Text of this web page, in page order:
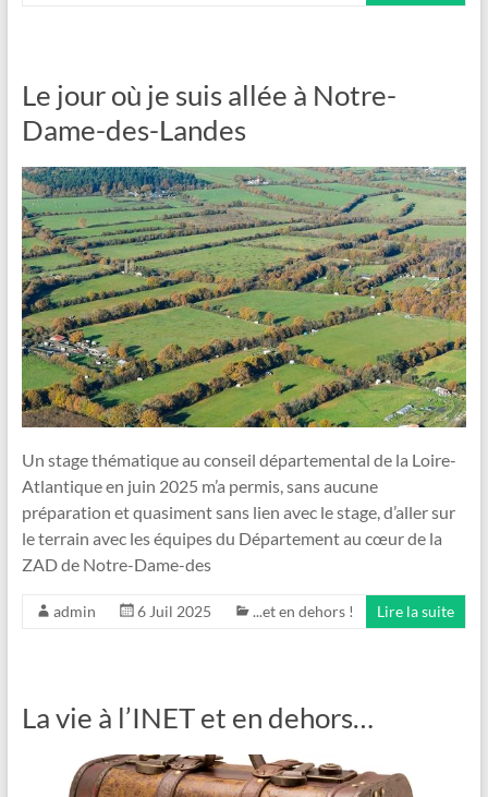
Le jour où je suis allée à Notre-
Dame-des-Landes
Un stage thématique au conseil départemental de la Loire-
Atlantique en juin 2025 m’a permis, sans aucune
préparation et quasiment sans lien avec le stage, d’aller sur
le terrain avec les équipes du Département au cœur de la
ZAD de Notre-Dame-des
admin 6 Juil 2025 ...et en dehors ! Lire la suite
La vie à l’INET et en dehors…